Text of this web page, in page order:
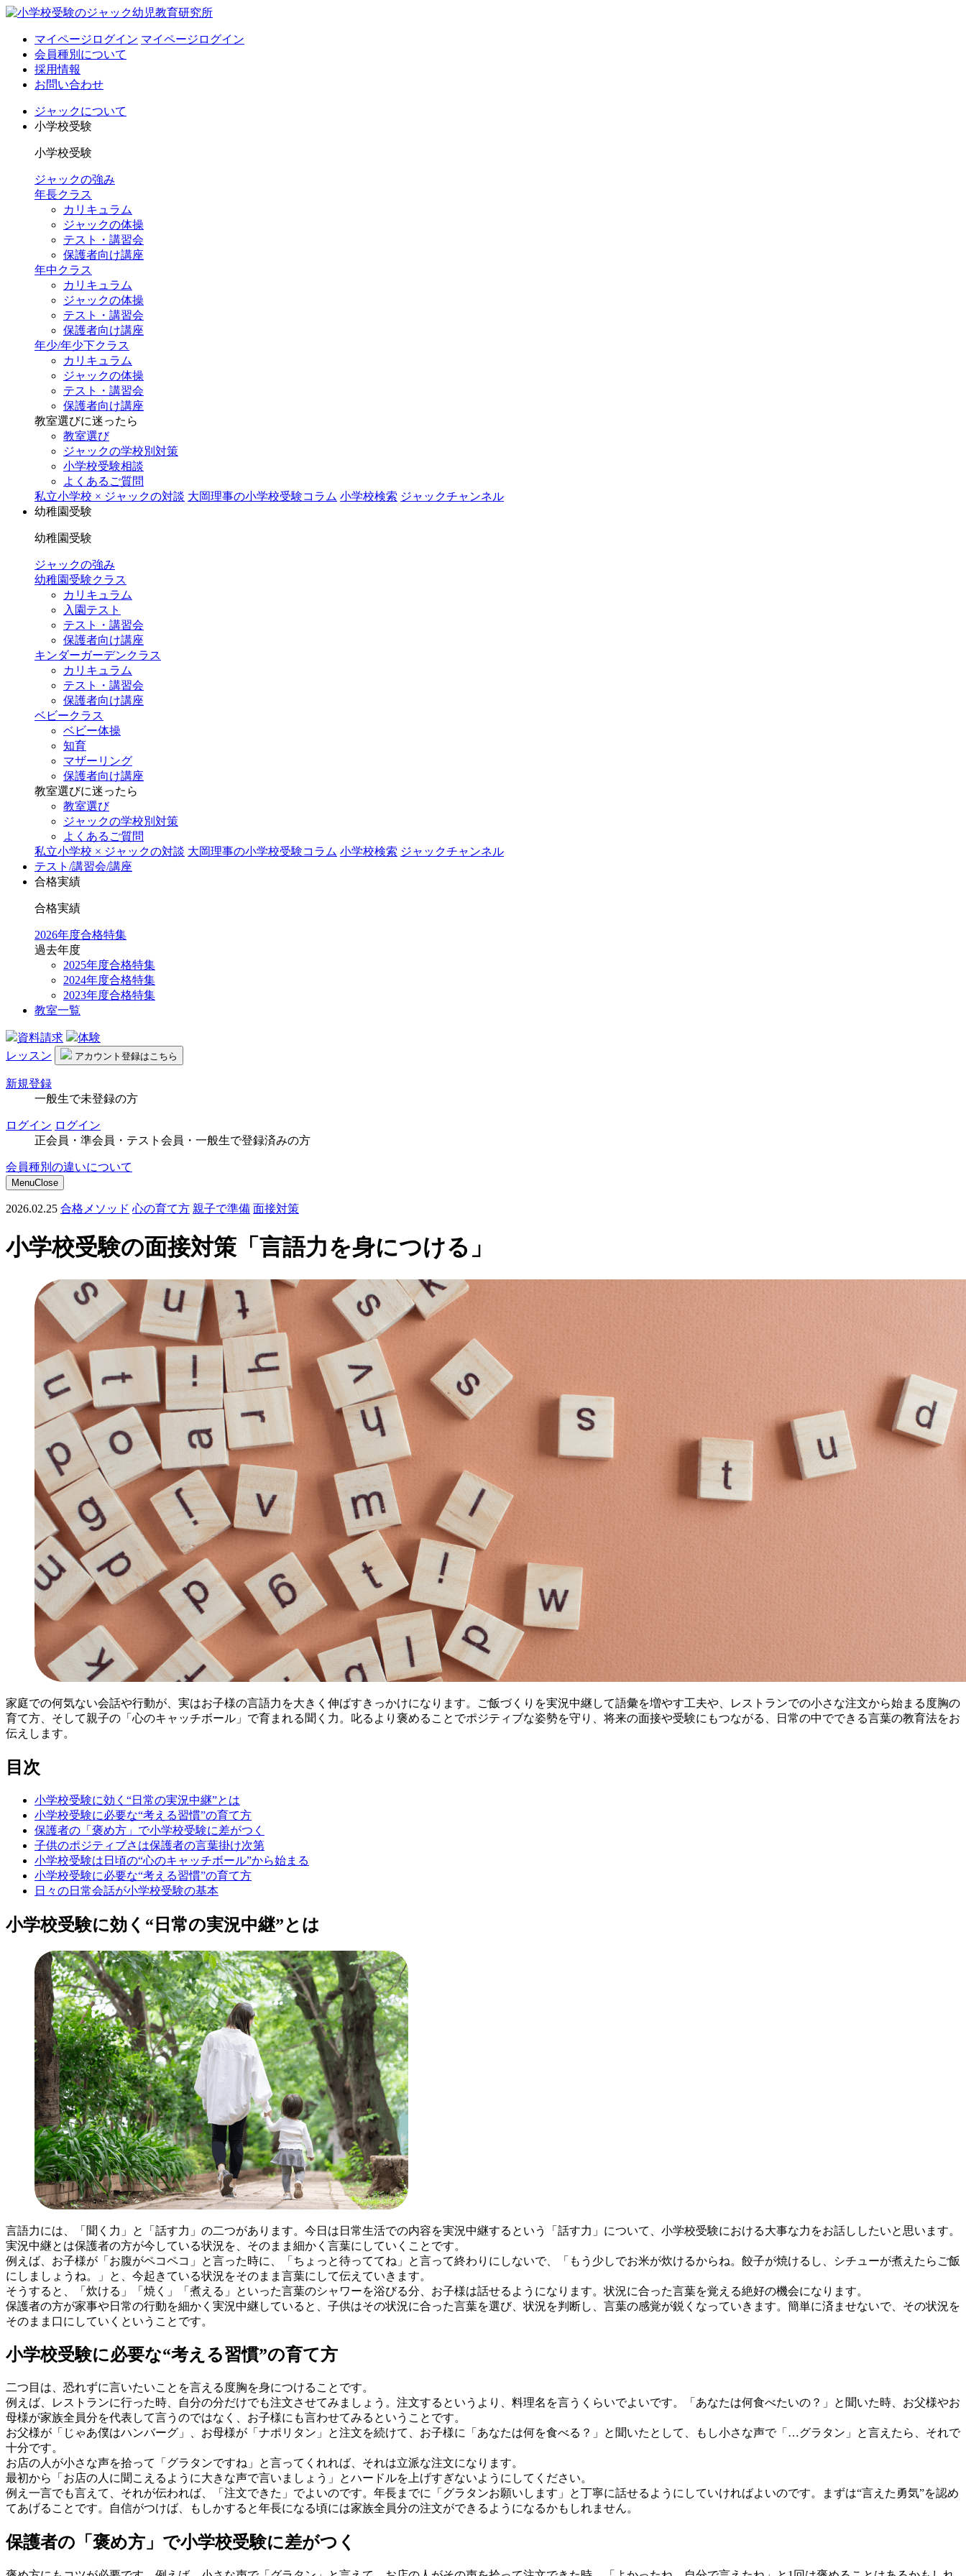
マイページログイン マイページログイン
会員種別について
採用情報
お問い合わせ
ジャックについて
小学校受験
小学校受験
ジャックの強み
年長クラス
カリキュラム
ジャックの体操
テスト・講習会
保護者向け講座
年中クラス
カリキュラム
ジャックの体操
テスト・講習会
保護者向け講座
年少/年少下クラス
カリキュラム
ジャックの体操
テスト・講習会
保護者向け講座
教室選びに迷ったら
教室選び
ジャックの学校別対策
小学校受験相談
よくあるご質問
私立小学校 × ジャックの対談 大岡理事の小学校受験コラム 小学校検索 ジャックチャンネル
幼稚園受験
幼稚園受験
ジャックの強み
幼稚園受験クラス
カリキュラム
入園テスト
テスト・講習会
保護者向け講座
キンダーガーデンクラス
カリキュラム
テスト・講習会
保護者向け講座
ベビークラス
ベビー体操
知育
マザーリング
保護者向け講座
教室選びに迷ったら
教室選び
ジャックの学校別対策
よくあるご質問
私立小学校 × ジャックの対談 大岡理事の小学校受験コラム 小学校検索 ジャックチャンネル
テスト/講習会/講座
合格実績
合格実績
2026年度合格特集
過去年度
2025年度合格特集
2024年度合格特集
2023年度合格特集
教室一覧
資料請求
体験
レッスン
アカウント 登録はこちら
新規登録
一般生で未登録の方
ログイン ログイン
正会員・準会員・テスト会員・一般生で登録済みの方
会員種別の違いについて
MenuClose
2026.02.25 合格メソッド 心の育て方 親子で準備 面接対策
小学校受験の面接対策「言語力を身につける」
家庭での何気ない会話や行動が、実はお子様の言語力を大きく伸ばすきっかけになります。ご飯づくりを実況中継して語彙を増やす工夫や、レストランでの小さな注文から始まる度胸の
育て方、そして親子の「心のキャッチボール」で育まれる聞く力。叱るより褒めることでポジティブな姿勢を守り、将来の面接や受験にもつながる、日常の中でできる言葉の教育法をお
伝えします。
目次
小学校受験に効く“日常の実況中継”とは
小学校受験に必要な“考える習慣”の育て方
保護者の「褒め方」で小学校受験に差がつく
子供のポジティブさは保護者の言葉掛け次第
小学校受験は日頃の“心のキャッチボール”から始まる
小学校受験に必要な“考える習慣”の育て方
日々の日常会話が小学校受験の基本
小学校受験に効く“日常の実況中継”とは
言語力には、「聞く力」と「話す力」の二つがあります。今日は日常生活での内容を実況中継するという「話す力」について、小学校受験における大事な力をお話ししたいと思います。
実況中継とは保護者の方が今している状況を、そのまま細かく言葉にしていくことです。
例えば、お子様が「お腹がペコペコ」と言った時に、「ちょっと待っててね」と言って終わりにしないで、「もう少しでお米が炊けるからね。餃子が焼けるし、シチューが煮えたらご飯
にしましょうね。」と、今起きている状況をそのまま言葉にして伝えていきます。
そうすると、「炊ける」「焼く」「煮える」といった言葉のシャワーを浴びる分、お子様は話せるようになります。状況に合った言葉を覚える絶好の機会になります。
保護者の方が家事や日常の行動を細かく実況中継していると、子供はその状況に合った言葉を選び、状況を判断し、言葉の感覚が鋭くなっていきます。簡単に済ませないで、その状況を
そのまま口にしていくということです。
小学校受験に必要な“考える習慣”の育て方
二つ目は、恐れずに言いたいことを言える度胸を身につけることです。
例えば、レストランに行った時、自分の分だけでも注文させてみましょう。注文するというより、料理名を言うくらいでよいです。「あなたは何食べたいの？」と聞いた時、お父様やお
母様が家族全員分を代表して言うのではなく、お子様にも言わせてみるということです。
お父様が「じゃあ僕はハンバーグ」、お母様が「ナポリタン」と注文を続けて、お子様に「あなたは何を食べる？」と聞いたとして、もし小さな声で「…グラタン」と言えたら、それで
十分です。
お店の人が小さな声を拾って「グラタンですね」と言ってくれれば、それは立派な注文になります。
最初から「お店の人に聞こえるように大きな声で言いましょう」とハードルを上げすぎないようにしてください。
例え一言でも言えて、それが伝われば、「注文できた」でよいのです。年長までに「グラタンお願いします」と丁寧に話せるようにしていければよいのです。まずは“言えた勇気”を認め
てあげることです。自信がつけば、もしかすると年長になる頃には家族全員分の注文ができるようになるかもしれません。
保護者の「褒め方」で小学校受験に差がつく